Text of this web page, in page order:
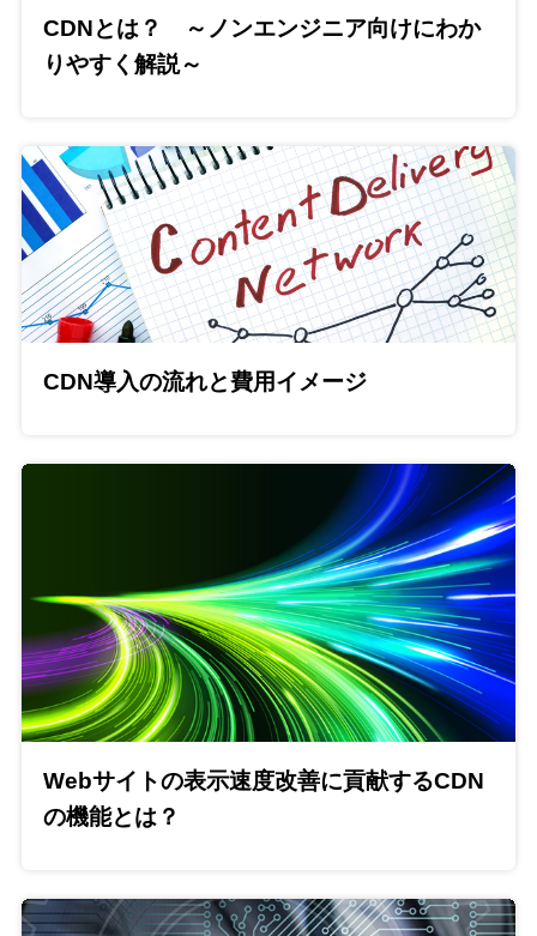
CDNとは？ ～ノンエンジニア向けにわか
りやすく解説～
CDN導入の流れと費用イメージ
Webサイトの表示速度改善に貢献するCDN
の機能とは？